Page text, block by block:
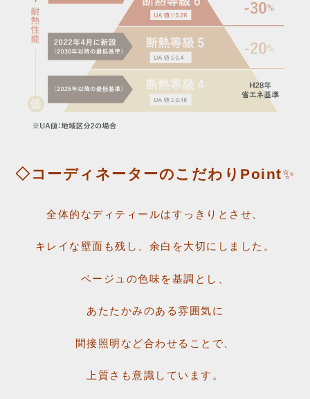
◇コーディネーターのこだわりPoint✨
全体的なディティールはすっきりとさせ、
キレイな壁面も残し、余白を大切にしました。
ベージュの色味を基調とし、
あたたかみのある雰囲気に
間接照明など合わせることで、
上質さも意識しています。